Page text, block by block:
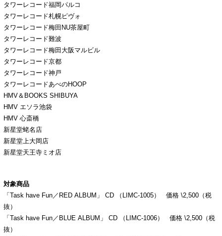
タワーレコード福岡パルコ
タワーレコード札幌ピヴォ
タワーレコード梅田NU茶屋町
タワーレコード難波
タワーレコード梅田大阪マルビル
タワーレコード京都
タワーレコード神戸
タワーレコードあべのHOOP
HMV＆BOOKS SHIBUYA
HMV エソラ池袋
HMV 心斎橋
新星堂蛯名店
新星堂上大岡店
新星堂天王寺ミオ店
対象商品
「Task have Fun／RED ALBUM」 CD （LIMC-1005） 価格 \2,500（税
抜）
「Task have Fun／BLUE ALBUM」 CD （LIMC-1006） 価格 \2,500（税
抜）